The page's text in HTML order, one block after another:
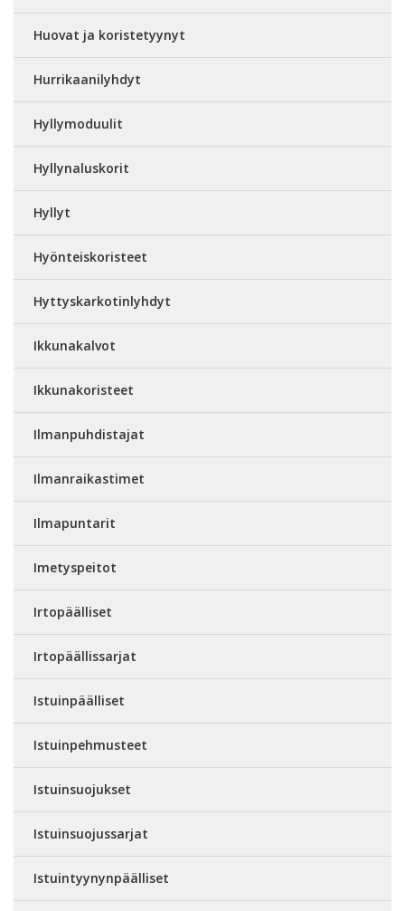
Huovat ja koristetyynyt
Hurrikaanilyhdyt
Hyllymoduulit
Hyllynaluskorit
Hyllyt
Hyönteiskoristeet
Hyttyskarkotinlyhdyt
Ikkunakalvot
Ikkunakoristeet
Ilmanpuhdistajat
Ilmanraikastimet
Ilmapuntarit
Imetyspeitot
Irtopäälliset
Irtopäällissarjat
Istuinpäälliset
Istuinpehmusteet
Istuinsuojukset
Istuinsuojussarjat
Istuintyynynpäälliset